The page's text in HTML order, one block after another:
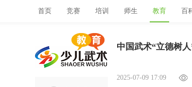
首页 竞赛 培训 师生 教育 百
中国武术“立德树
2025-07-09 17:09